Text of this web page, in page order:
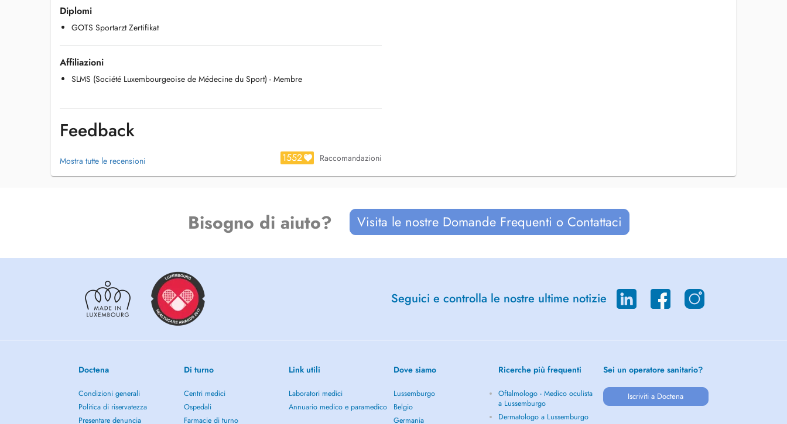
Diplomi
GOTS Sportarzt Zertifikat
Affiliazioni
SLMS (Société Luxembourgeoise de Médecine du Sport) - Membre
Feedback
Mostra tutte le recensioni 1552 Raccomandazioni
Bisogno di aiuto? Visita le nostre Domande Frequenti o Contattaci
Seguici e controlla le nostre ultime notizie
Doctena
Condizioni generali
Politica di riservatezza
Presentare denuncia
Di turno
Centri medici
Ospedali
Farmacie di turno
Link utili
Laboratori medici
Annuario medico e paramedico
Dove siamo
Lussemburgo
Belgio
Germania
Ricerche più frequenti
Oftalmologo - Medico oculista
a Lussemburgo
Dermatologo a Lussemburgo
Sei un operatore sanitario?
Iscriviti a Doctena